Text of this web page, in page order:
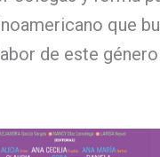
que
de este